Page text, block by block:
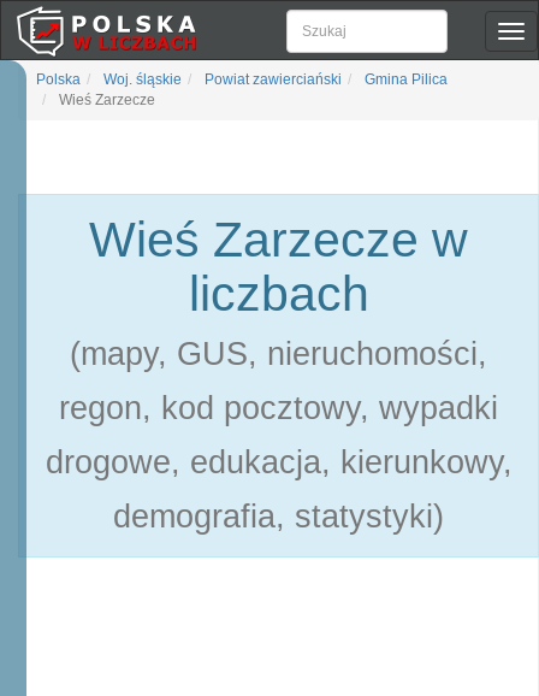
Polska Woj. śląskie Powiat zawierciański
Gmina Pilica
Wieś Zarzecze
Wieś Zarzecze w
liczbach
(mapy, GUS, nieruchomości,
regon, kod pocztowy, wypadki
drogowe, edukacja, kierunkowy,
demografia, statystyki)